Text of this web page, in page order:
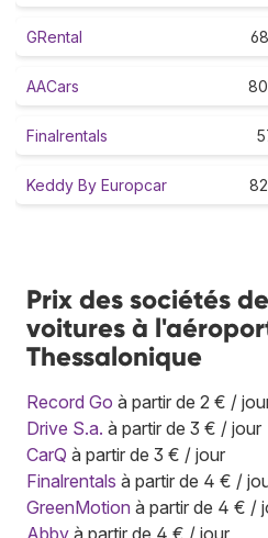
GRental
AACars
Finalrentals
Keddy By Europcar
Prix des sociétés
voitures à
Thessalonique
Record Go à partir de 2 € /
Drive S.a. à partir de 3 € / jour
CarQ à partir de 3 € / jour
Finalrentals à partir de 4 € /
GreenMotion à partir de 4 € /
Abby à partir de 4 € / jour